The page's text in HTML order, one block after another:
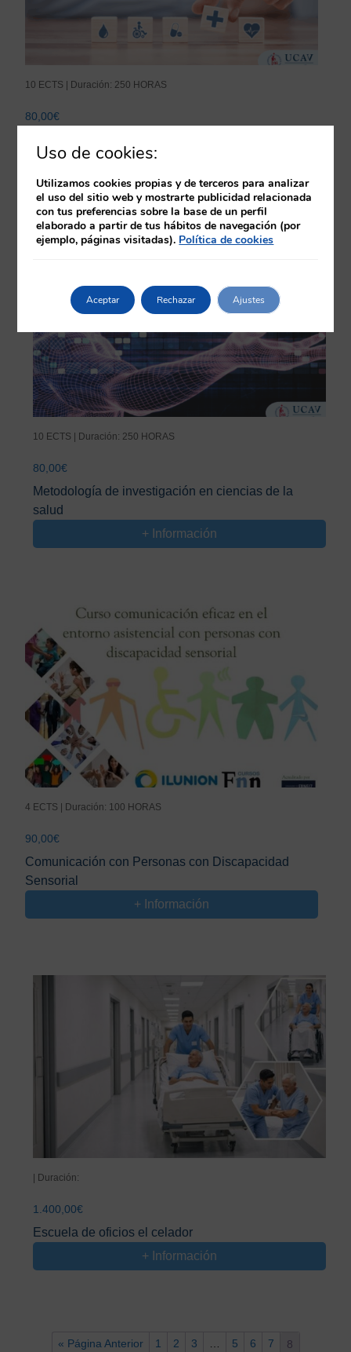
10 ECTS | Duración: 250 HORAS
80,00€
+ Información
10 ECTS | Duración: 250 HORAS
80,00€
Metodología de investigación en ciencias de la
salud
+ Información
4 ECTS | Duración: 100 HORAS
90,00€
Comunicación con Personas con Discapacidad
Sensorial
+ Información
| Duración:
1.400,00€
Escuela de oficios el celador
+ Información
« Página Anterior 1 2 3 … 5 6 7 8
Uso de cookies:
Utilizamos cookies propias y de terceros para analizar
el uso del sitio web y mostrarte publicidad relacionada
con tus preferencias sobre la base de un perfil
elaborado a partir de tus hábitos de navegación (por
ejemplo, páginas visitadas). Política de cookies
Aceptar Rechazar Ajustes